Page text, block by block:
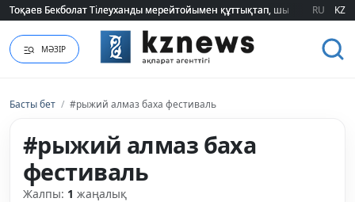
Тоқаев Бекболат Тілеуханды мерейтойымен құттықтап, шығармашылық
Тоқаев Бекболат Тілеуханды мерейтойымен құттықтап, шығармашылық
RU KZ
МӘЗІР
Басты бет / #рыжий алмаз баха фестиваль
#рыжий алмаз баха
фестиваль
Жалпы: 1 жаңалық